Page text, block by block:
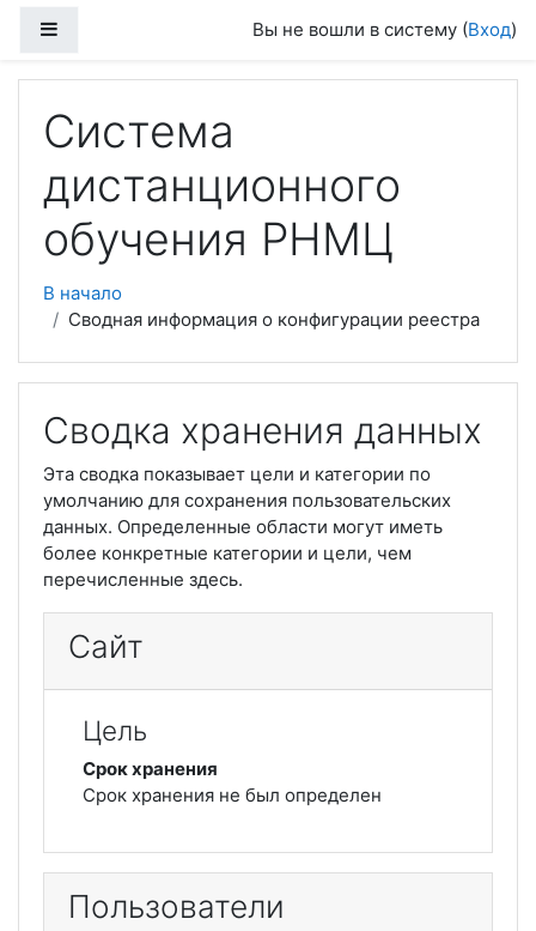
Вы не вошли в систему (Вход)
Система
дистанционного
обучения РНМЦ
В начало
Сводная информация о конфигурации реестра
Сводка хранения данных
Эта сводка показывает цели и категории по
умолчанию для сохранения пользовательских
данных. Определенные области могут иметь
более конкретные категории и цели, чем
перечисленные здесь.
Сайт
Цель
Срок хранения
Срок хранения не был определен
Пользователи